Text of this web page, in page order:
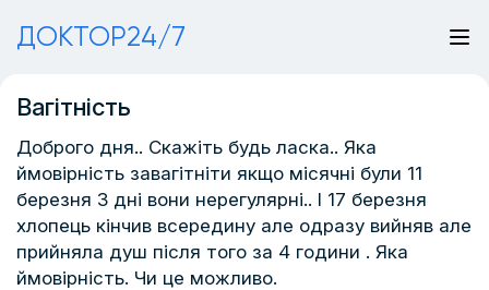
ДОКТОР24/7
Вагітність
Доброго дня.. Скажіть будь ласка.. Яка
ймовірність завагітніти якщо місячні були 11
березня 3 дні вони нерегулярні.. І 17 березня
хлопець кінчив всередину але одразу вийняв але
прийняла душ після того за 4 години . Яка
ймовірність. Чи це можливо.